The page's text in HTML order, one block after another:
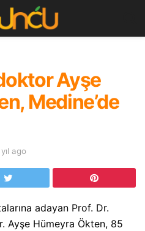
Ayşe
Medine’de
ago
adayan Prof. Dr.
Ayşe Hümeyra Ökten, 85